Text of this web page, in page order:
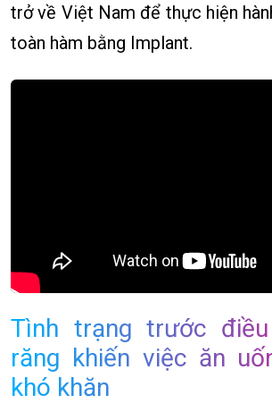
trở về Việt Nam để thực hiện
toàn hàm bằng Implant.
Tình trạng trước
răng khiến việc ăn
khó khăn